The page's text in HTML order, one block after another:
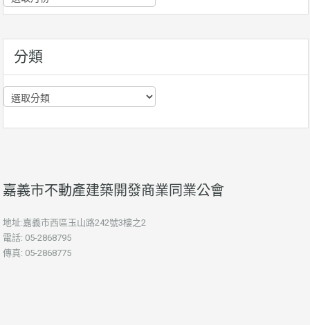
史
分類
分
類
嘉義市不動產建築開發商業同業公會
地址:嘉義市西區玉山路242號3樓之2
電話: 05-2868795
傳真: 05-2868775